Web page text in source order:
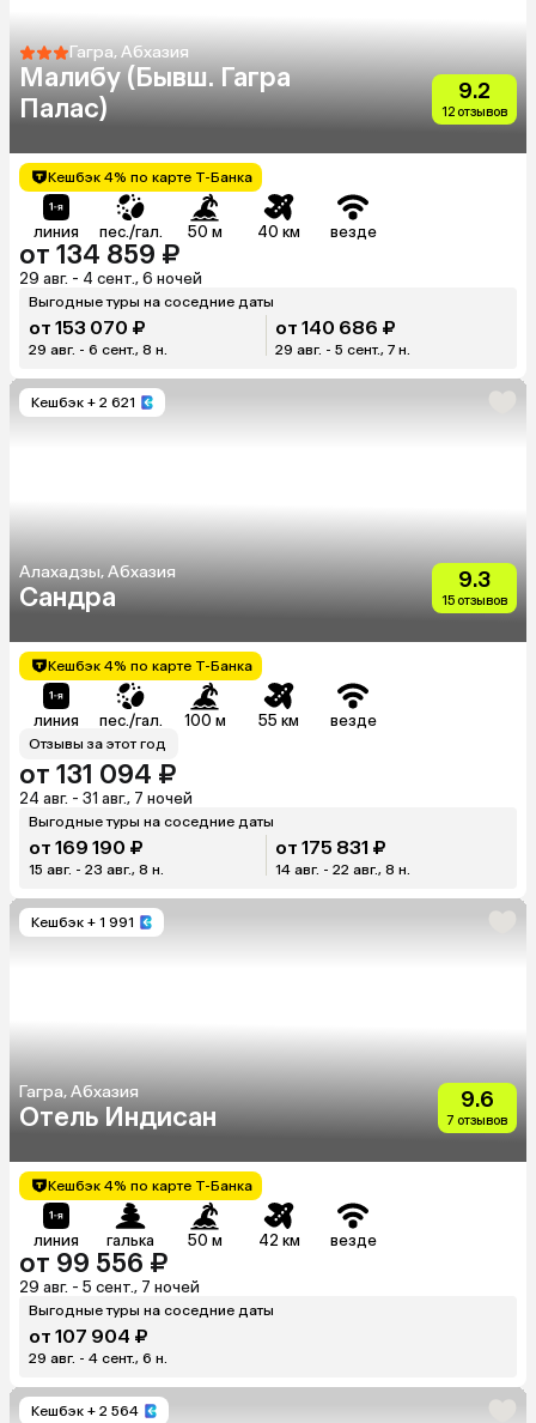
Гагра, Абхазия
Малибу (Бывш. Гагра
Палас)
9.2
12 отзывов
Кешбэк 4% по карте Т-Банка
линия пес./гал. 50 м 40 км везде
от 134 859 ₽
29 авг. - 4 сент., 6 ночей
Выгодные туры на соседние даты
от 153 070 ₽
29 авг. - 6 сент., 8 н.
от 140 686 ₽
29 авг. - 5 сент., 7 н.
Кешбэк + 2 621
Алахадзы, Абхазия
Сандра
9.3
15 отзывов
Кешбэк 4% по карте Т-Банка
линия пес./гал. 100 м 55 км везде
Отзывы за этот год
от 131 094 ₽
24 авг. - 31 авг., 7 ночей
Выгодные туры на соседние даты
от 169 190 ₽
15 авг. - 23 авг., 8 н.
от 175 831 ₽
14 авг. - 22 авг., 8 н.
Кешбэк + 1 991
Гагра, Абхазия
Отель Индисан
9.6
7 отзывов
Кешбэк 4% по карте Т-Банка
линия галька 50 м 42 км везде
от 99 556 ₽
29 авг. - 5 сент., 7 ночей
Выгодные туры на соседние даты
от 107 904 ₽
29 авг. - 4 сент., 6 н.
Кешбэк + 2 564